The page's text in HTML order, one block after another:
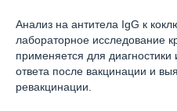
Анализ на антитела IgG к
лабораторное исследование
применяется для
ответа после вакцинации и
ревакцинации.